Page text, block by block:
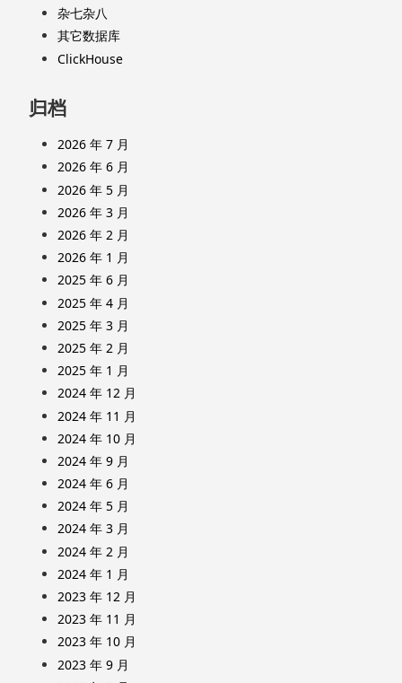
杂七杂八
其它数据库
ClickHouse
归档
2026 年 7 月
2026 年 6 月
2026 年 5 月
2026 年 3 月
2026 年 2 月
2026 年 1 月
2025 年 6 月
2025 年 4 月
2025 年 3 月
2025 年 2 月
2025 年 1 月
2024 年 12 月
2024 年 11 月
2024 年 10 月
2024 年 9 月
2024 年 6 月
2024 年 5 月
2024 年 3 月
2024 年 2 月
2024 年 1 月
2023 年 12 月
2023 年 11 月
2023 年 10 月
2023 年 9 月